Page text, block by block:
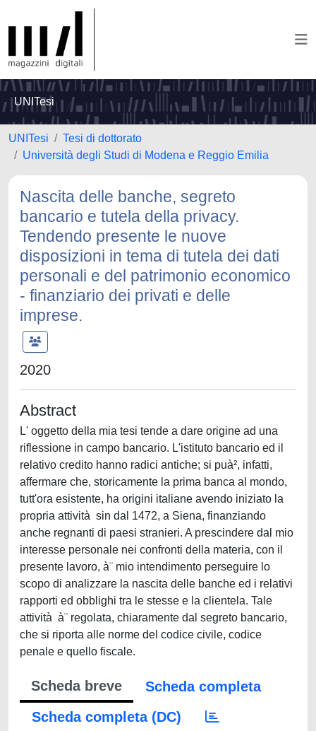
UNITesi
UNITesi
Tesi di dottorato
Università degli Studi di Modena e Reggio Emilia
Nascita delle banche, segreto
bancario e tutela della privacy.
Tendendo presente le nuove
disposizioni in tema di tutela dei dati
personali e del patrimonio economico
- finanziario dei privati e delle
imprese.
2020
Abstract
L' oggetto della mia tesi tende a dare origine ad una
riflessione in campo bancario. L'istituto bancario ed il
relativo credito hanno radici antiche; si puà², infatti,
affermare che, storicamente la prima banca al mondo,
tutt'ora esistente, ha origini italiane avendo iniziato la
propria attività sin dal 1472, a Siena, finanziando
anche regnanti di paesi stranieri. A prescindere dal mio
interesse personale nei confronti della materia, con il
presente lavoro, à¨ mio intendimento perseguire lo
scopo di analizzare la nascita delle banche ed i relativi
rapporti ed obblighi tra le stesse e la clientela. Tale
attività à¨ regolata, chiaramente dal segreto bancario,
che si riporta alle norme del codice civile, codice
penale e quello fiscale.
Scheda breve
Scheda completa
Scheda completa (DC)